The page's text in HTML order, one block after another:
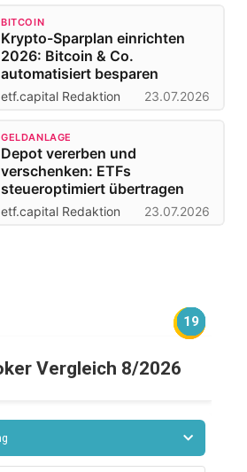
BITCOIN
Krypto-Sparplan einrichten
2026: Bitcoin & Co.
automatisiert besparen
etf.capital Redaktion 23.07.2026
GELDANLAGE
Depot vererben und
verschenken: ETFs
steueroptimiert übertragen
etf.capital Redaktion 23.07.2026